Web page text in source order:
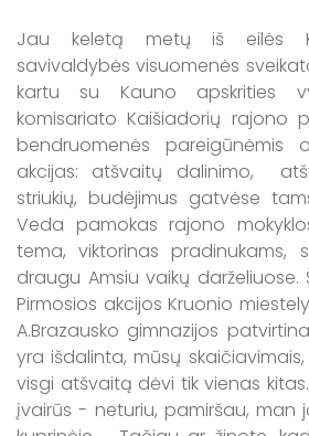
Jau keletą metų iš eilės
savivaldybės visuomenės
kartu su Kauno apskrities
komisariato Kaišiadorių rajono
bendruomenės pareigūnėmis
akcijas: atšvaitų dalinimo,
striukių, budėjimus gatvėse
Veda pamokas rajono
tema, viktorinas pradinukams,
draugu Amsiu vaikų darželiuose.
Pirmosios akcijos Kruonio
A.Brazausko gimnazijos
yra išdalinta, mūsų
visgi atšvaitą dėvi tik vienas
įvairūs - neturiu, pamiršau, man